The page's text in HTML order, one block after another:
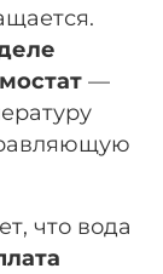
—
что вода